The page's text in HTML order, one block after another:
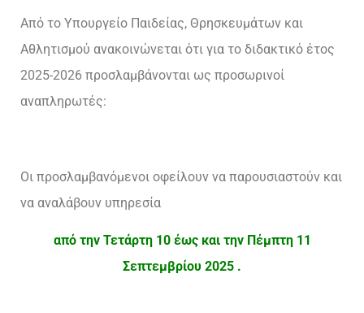
Από το Υπουργείο Παιδείας, Θρησκευμάτων και
Αθλητισμού ανακοινώνεται ότι για το διδακτικό έτος
2025-2026 προσλαμβάνονται ως προσωρινοί
αναπληρωτές:
Οι προσλαμβανόμενοι οφείλουν να παρουσιαστούν και
να αναλάβουν υπηρεσία
από την Τετάρτη 10 έως και την Πέμπτη 11
Σεπτεμβρίου 2025 .